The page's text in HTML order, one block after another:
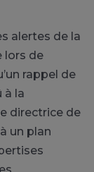
alertes de la
lors de
rappel de
à la
directrice de
un plan